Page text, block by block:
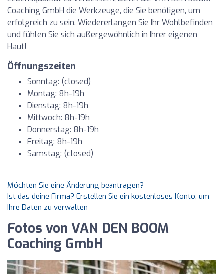
Coaching GmbH die Werkzeuge, die Sie benötigen, um
erfolgreich zu sein. Wiedererlangen Sie Ihr Wohlbefinden
und fühlen Sie sich außergewöhnlich in Ihrer eigenen
Haut!
Öffnungszeiten
Sonntag: (closed)
Montag: 8h-19h
Dienstag: 8h-19h
Mittwoch: 8h-19h
Donnerstag: 8h-19h
Freitag: 8h-19h
Samstag: (closed)
Möchten Sie eine Änderung beantragen?
Ist das deine Firma? Erstellen Sie ein kostenloses Konto, um
Ihre Daten zu verwalten
Fotos von VAN DEN BOOM
Coaching GmbH